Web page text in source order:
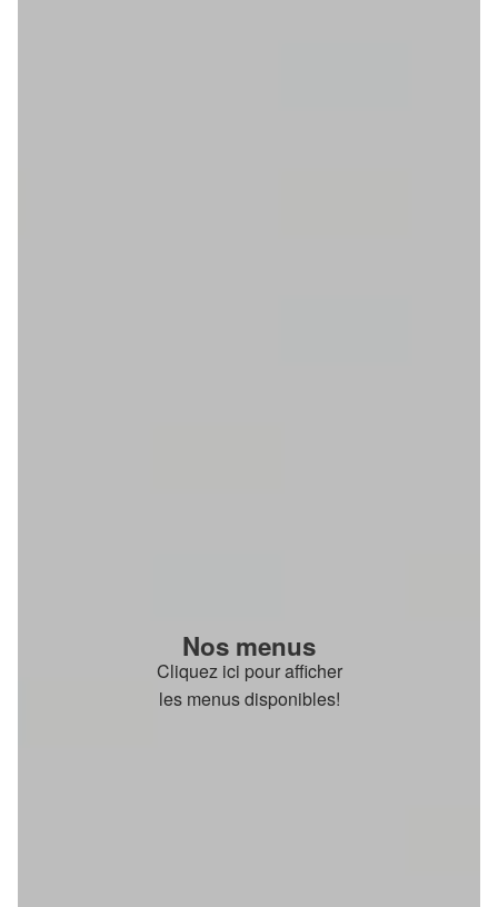
Nos menus
Cliquez ici pour afficher
les menus disponibles!